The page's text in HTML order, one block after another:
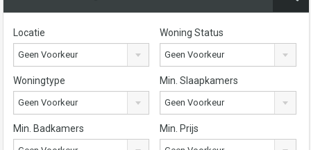
Locatie
Geen Voorkeur
Woning Status
Geen Voorkeur
Woningtype
Geen Voorkeur
Min. Slaapkamers
Geen Voorkeur
Min. Badkamers Min. Prijs